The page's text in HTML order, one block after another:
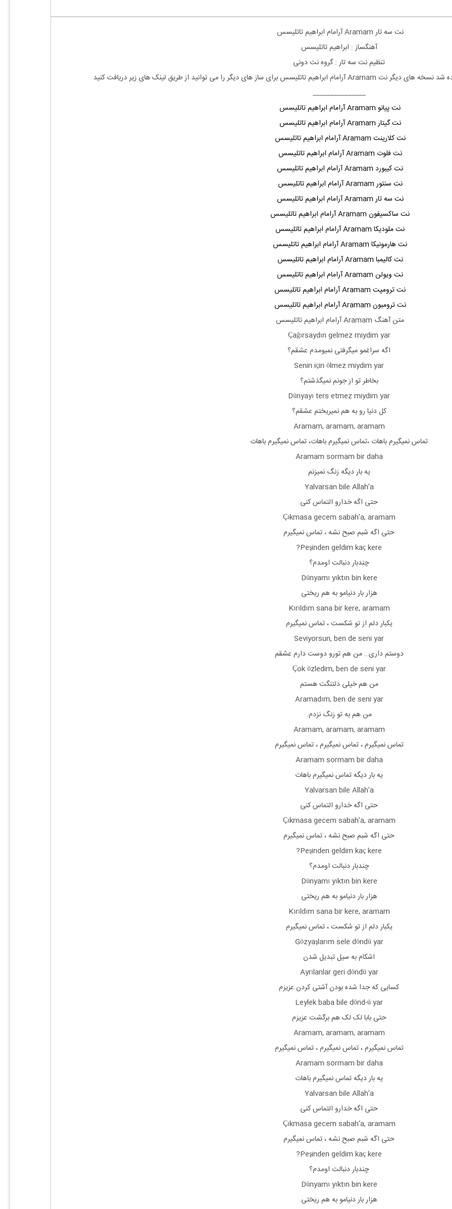
نت سه تار Aramam آرامام ابراهیم تاتلیسس
آهنگساز : ابراهیم تاتلیسس
تنظیم نت سه تار : گروه نت دونی
داده شد نسخه های دیگر نت
برای ساز های دیگر را می توانید از طریق لینک های زیر دریافت کنید
_______________
نت پیانو Aramam آرامام ابراهیم تاتلیسس
نت گیتار Aramam آرامام ابراهیم تاتلیسس
نت کلارینت Aramam آرامام ابراهیم تاتلیسس
نت فلوت Aramam آرامام ابراهیم تاتلیسس
نت کیبورد Aramam آرامام ابراهیم تاتلیسس
نت سنتور Aramam آرامام ابراهیم تاتلیسس
نت سه تار Aramam آرامام ابراهیم تاتلیسس
نت ساکسیفون Aramam آرامام ابراهیم تاتلیسس
نت ملودیکا Aramam آرامام ابراهیم تاتلیسس
نت هارمونیکا Aramam آرامام ابراهیم تاتلیسس
نت کالیمبا Aramam آرامام ابراهیم تاتلیسس
نت ویولن Aramam آرامام ابراهیم تاتلیسس
نت ترومپت Aramam آرامام ابراهیم تاتلیسس
نت ترومبون Aramam آرامام ابراهیم تاتلیسس
متن آهنگ Aramam آرامام ابراهیم تاتلیسس
Çağırsaydın gelmez miydim yar
اگه سراغمو میگرفتی نمیومدم عشقم؟
Senin için ölmez miydim yar
بخاطر تو از جونم نمیگذشتم؟
Dünyayı ters etmez miydim yar
کل دنیا رو به هم نمیریختم عشقم؟
Aramam, aramam, aramam
تماس نمیگیرم باهات ،تماس نمیگیرم باهات، تماس نمیگیرم باهات
Aramam sormam bir daha
یه بار دیگه زنگ نمیزنم
Yalvarsan bile Allah’a
حتی اگه خدارو التماس کنی
Çıkmasa gecem sabah’a, aramam
حتی اگه شبم صبح نشه ، تماس نمیگیرم
Peşinden geldim kaç kere?
چندبار دنبالت اومدم؟
Dünyamı yıktın bin kere
هزار بار دنیامو به هم ریختی
Kırıldım sana bir kere, aramam
یکبار دلم از تو شکست ، تماس نمیگیرم
Seviyorsun, ben de seni yar
دوستم داری… من هم تورو دوست دارم عشقم
Çok özledim, ben de seni yar
من هم خیلی دلتنگت هستم
Aramadım, ben de seni yar
من هم به تو زنگ نزدم.
Aramam, aramam, aramam
تماس نمیگیرم ، تماس نمیگیرم ، تماس نمیگیرم
Aramam sormam bir daha
یه بار دیگه تماس نمیگیرم باهات
Yalvarsan bile Allah’a
حتی اگه خدارو التماس کنی
Çıkmasa gecem sabah’a, aramam
حتی اگه شبم صبح نشه ، تماس نمیگیرم
Peşinden geldim kaç kere?
چندبار دنبالت اومدم؟
Dünyamı yıktın bin kere
هزار بار دنیامو به هم ریختی
Kırıldım sana bir kere, aramam
یکبار دلم از تو شکست ، تماس نمیگیرم
Gözyaşlarım sele döndü yar
اشکام به سیل تبدیل شدن
Ayrılanlar geri döndü yar
کسایی که جدا شده بودن آشتی کردن عزیزم
Leylek baba bile dönd-ü yar
حتی بابا لک لک هم برگشت عزیزم
Aramam, aramam, aramam
تماس نمیگیرم ، تماس نمیگیرم ، تماس نمیگیرم
Aramam sormam bir daha
یه بار دیگه تماس نمیگیرم باهات
Yalvarsan bile Allah’a
حتی اگه خدارو التماس کنی
Çıkmasa gecem sabah’a, aramam
حتی اگه شبم صبح نشه ، تماس نمیگیرم
Peşinden geldim kaç kere?
چندبار دنبالت اومدم؟
Dünyamı yıktın bin kere
هزار بار دنیامو به هم ریختی